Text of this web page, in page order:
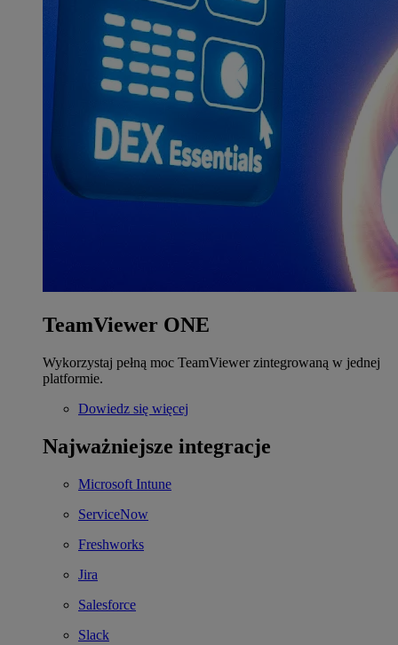
TeamViewer ONE
Wykorzystaj pełną moc TeamViewer zintegrowaną w jednej
platformie.
Dowiedz się więcej
Najważniejsze integracje
Microsoft Intune
ServiceNow
Freshworks
Jira
Salesforce
Slack